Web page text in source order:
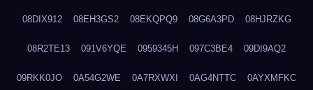
08DIX912 08EH3GS2 08EKQPQ9 08G6A3PD 08HJRZKG
08R2TE13 091V6YQE 0959345H 097C3BE4 09DI9AQ2
09RKK0JO 0A54G2WE 0A7RXWXI 0AG4NTTC 0AYXMFKC